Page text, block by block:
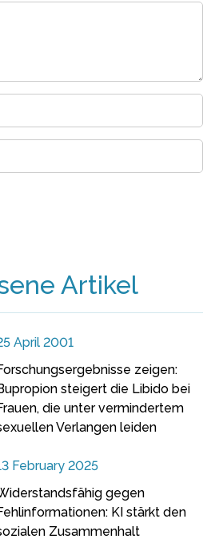
Artikel
April 2001
zeigen:
steigert die Libido bei
die unter vermindertem
Verlangen leiden
February 2025
gegen
KI stärkt den
Zusammenhalt